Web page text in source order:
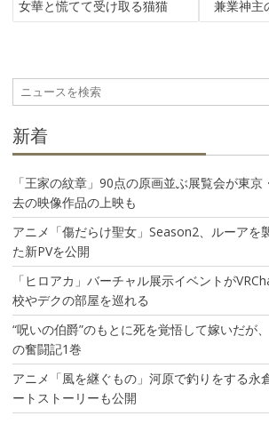
ビ
シ
ョ
女華と慌てて受け取る猫猫
兼業神主
新着
「王家の紋章」90点の原画並ぶ展覧会が東
去の映像作品の上映も
アニメ「傷だらけ聖女」Season2、ルーアを
た新PVを公開
「ヒロアカ」バーチャル展示イベントが
校やデクの部屋を巡れる
“呪いの伯爵”のもとに死を覚悟して嫁いだが
の奮闘記1巻
アニメ「風を継ぐもの」河原で釣りをする
ートストーリーも公開